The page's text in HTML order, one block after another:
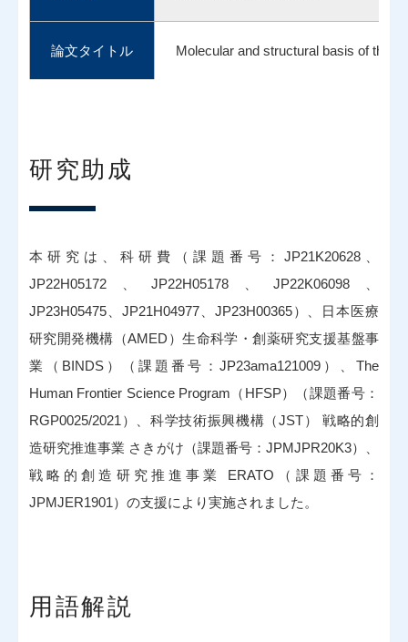
論文タイトル Molecular and structural basis of the
DOI番号
研究助成
本研究は、科研費（課題番号：JP21K20628、
JP22H05172、JP22H05178、JP22K06098、
JP23H05475、JP21H04977、JP23H00365）、日本医療
研究開発機構（AMED）生命科学・創薬研究支援基盤事
業（BINDS）（課題番号：JP23ama121009）、The
Human Frontier Science Program（HFSP）（課題番号：
RGP0025/2021）、科学技術振興機構（JST） 戦略的創
造研究推進事業 さきがけ（課題番号：JPMJPR20K3）、
戦略的創造研究推進事業 ERATO（課題番号：
JPMJER1901）の支援により実施されました。
用語解説